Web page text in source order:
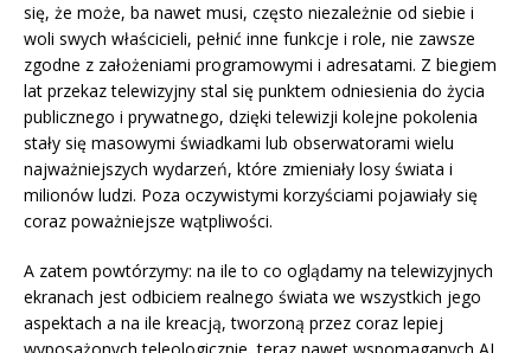
się, że może, ba nawet musi, często niezależnie od siebie i
woli swych właścicieli, pełnić inne funkcje i role, nie zawsze
zgodne z założeniami programowymi i adresatami. Z biegiem
lat przekaz telewizyjny stal się punktem odniesienia do życia
publicznego i prywatnego, dzięki telewizji kolejne pokolenia
stały się masowymi świadkami lub obserwatorami wielu
najważniejszych wydarzeń, które zmieniały losy świata i
milionów ludzi. Poza oczywistymi korzyściami pojawiały się
coraz poważniejsze wątpliwości.
A zatem powtórzymy: na ile to co oglądamy na telewizyjnych
ekranach jest odbiciem realnego świata we wszystkich jego
aspektach a na ile kreacją, tworzoną przez coraz lepiej